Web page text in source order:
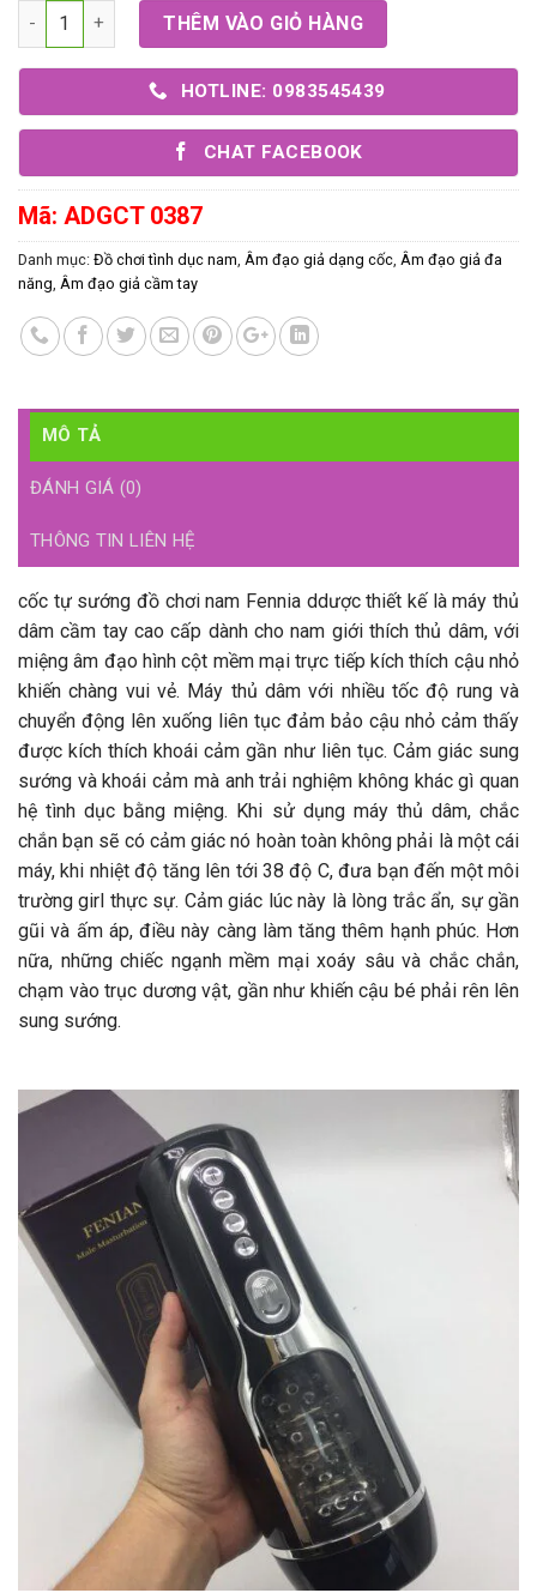
Số lượng THÊM VÀO GIỎ HÀNG
HOTLINE: 0983545439
CHAT FACEBOOK
Mã: ADGCT 0387
Danh mục: Đồ chơi tình dục nam Âm đạo giả dạng cốc Âm đạo giả đa
năng Âm đạo giả cầm tay
MÔ TẢ
ĐÁNH GIÁ (0)
THÔNG TIN LIÊN HỆ
cốc tự sướng đồ chơi nam Fennia ddược thiết kế là máy thủ
dâm cầm tay cao cấp dành cho nam giới thích thủ dâm, với
miệng âm đạo hình cột mềm mại trực tiếp kích thích cậu nhỏ
khiến chàng vui vẻ. Máy thủ dâm với nhiều tốc độ rung và
chuyển động lên xuống liên tục đảm bảo cậu nhỏ cảm thấy
được kích thích khoái cảm gần như liên tục. Cảm giác sung
sướng và khoái cảm mà anh trải nghiệm không khác gì quan
hệ tình dục bằng miệng. Khi sử dụng máy thủ dâm, chắc
chắn bạn sẽ có cảm giác nó hoàn toàn không phải là một cái
máy, khi nhiệt độ tăng lên tới 38 độ C, đưa bạn đến một môi
trường girl thực sự. Cảm giác lúc này là lòng trắc ẩn, sự gần
gũi và ấm áp, điều này càng làm tăng thêm hạnh phúc. Hơn
nữa, những chiếc ngạnh mềm mại xoáy sâu và chắc chắn,
chạm vào trục dương vật, gần như khiến cậu bé phải rên lên
sung sướng.